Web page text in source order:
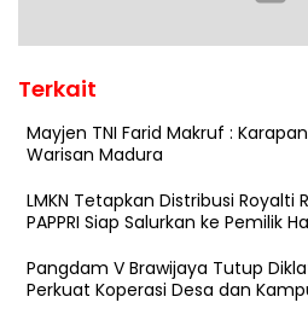
Terkait
Mayjen TNI Farid Makruf :
Warisan Madura
LMKN Tetapkan Distribusi Royalti
PAPPRI Siap Salurkan ke Pemilik
Pangdam V Brawijaya Tutup
Perkuat Koperasi Desa dan